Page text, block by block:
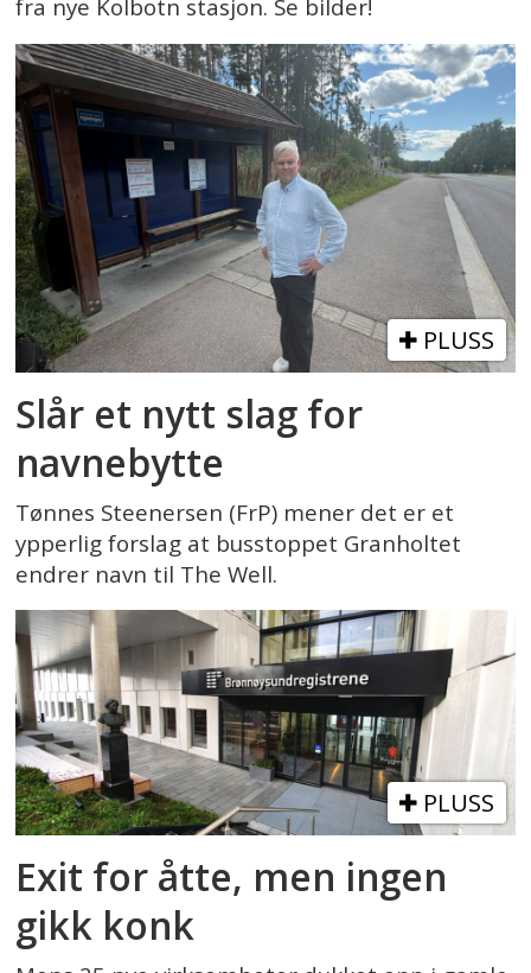
fra nye Kolbotn stasjon. Se bilder!
PLUSS
Slår et nytt slag for
navnebytte
Tønnes Steenersen (FrP) mener det er et
ypperlig forslag at busstoppet Granholtet
endrer navn til The Well.
PLUSS
Exit for åtte, men ingen
gikk konk